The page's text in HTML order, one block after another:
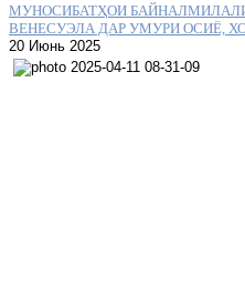
МУНОСИБАТҲОИ
ВЕНЕСУЭЛА ДАР УМУРИ ОСИЁ,
20 Июнь 2025